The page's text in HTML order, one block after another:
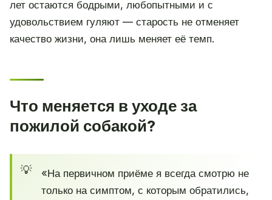
лет остаются бодрыми, любопытными и с
удовольствием гуляют — старость не отменяет
качество жизни, она лишь меняет её темп.
Что меняется в уходе за
пожилой собакой?
«На первичном приёме я всегда смотрю не
только на симптом, с которым обратились,